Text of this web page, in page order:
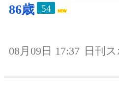
86歳
54
08月09日 17:37 日刊